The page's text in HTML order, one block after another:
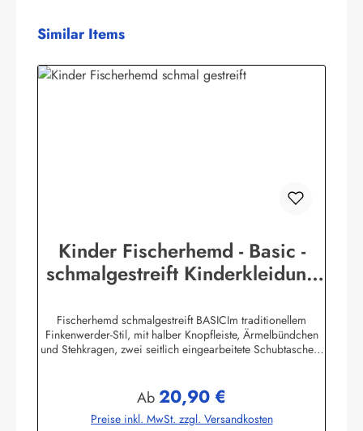
Produktgalerie überspringen
Similar Items
Kinder Fischerhemd - Basic -
schmalgestreift Kinderkleidung
Fischerhemd schmalgestreift BASICIm traditionellem
Finkenwerder-Stil, mit halber Knopfleiste, Ärmelbündchen
und Stehkragen, zwei seitlich eingearbeitete Schubtaschen,
Wittmundinfo@modas-bekleidung.de
Regulärer Preis:
Ab20,90 €
Preise inkl. MwSt. zzgl. Versandkosten